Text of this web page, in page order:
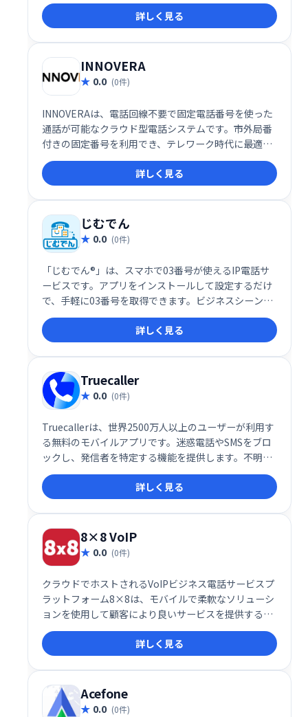
詳しく見る
INNOVERA
0.0 (0件)
INNOVERAは、電話回線不要で固定電話番号を使った
通話が可能なクラウド型電話システムです。市外局番
付きの固定番号を利用でき、テレワーク時代に最適な
柔軟なコミュニケーション環境を提供します。
詳しく見る
じむでん
0.0 (0件)
「じむでん®」は、スマホで03番号が使えるIP電話サ
ービスです。アプリをインストールして設定するだけ
で、手軽に03番号を取得できます。ビジネスシーンで
もプライベートでも、固定電話のように使える便利な
サービスです。
詳しく見る
Truecaller
0.0 (0件)
Truecallerは、世界2500万人以上のユーザーが利用す
る無料のモバイルアプリです。迷惑電話やSMSをブロ
ックし、発信者を特定する機能を提供します。不明な
番号の検索やスパムフィルタリングにも対応し、安全
で快適な通話環境を実現します。Apple Storeと
Google Storeからダウンロード可能です。
詳しく見る
8×8 VoIP
0.0 (0件)
クラウドでホストされるVoIPビジネス電話サービスプ
ラットフォーム8×8は、モバイルで柔軟なソリューシ
ョンを使用して顧客により良いサービスを提供するの
に役立ち、いつでもどこでもビジネスを行うことがで
きます。
詳しく見る
Acefone
0.0 (0件)